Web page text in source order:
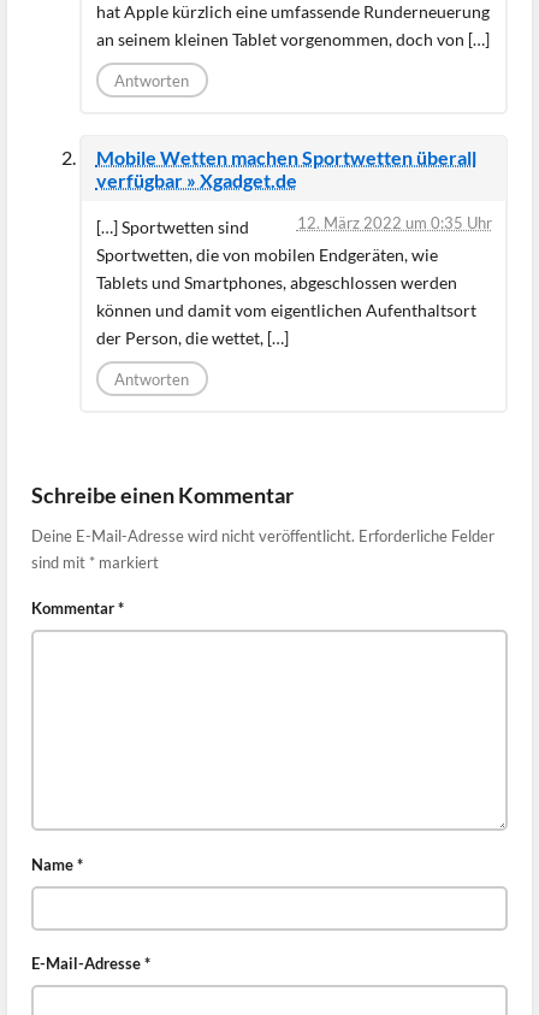
hat Apple kürzlich eine umfassende Runderneuerung
an seinem kleinen Tablet vorgenommen, doch von […]
Antworten
Mobile Wetten machen Sportwetten überall
verfügbar » Xgadget.de
12. März 2022 um 0:35 Uhr
[…] Sportwetten sind
Sportwetten, die von mobilen Endgeräten, wie
Tablets und Smartphones, abgeschlossen werden
können und damit vom eigentlichen Aufenthaltsort
der Person, die wettet, […]
Antworten
Schreibe einen Kommentar
Deine E-Mail-Adresse wird nicht veröffentlicht. Erforderliche Felder
sind mit * markiert
Kommentar*
Name*
E-Mail-Adresse*